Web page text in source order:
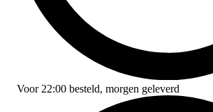
Voor 22:00 besteld, morgen geleverd